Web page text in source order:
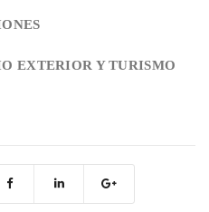
EXTERIOR Y TURISMO